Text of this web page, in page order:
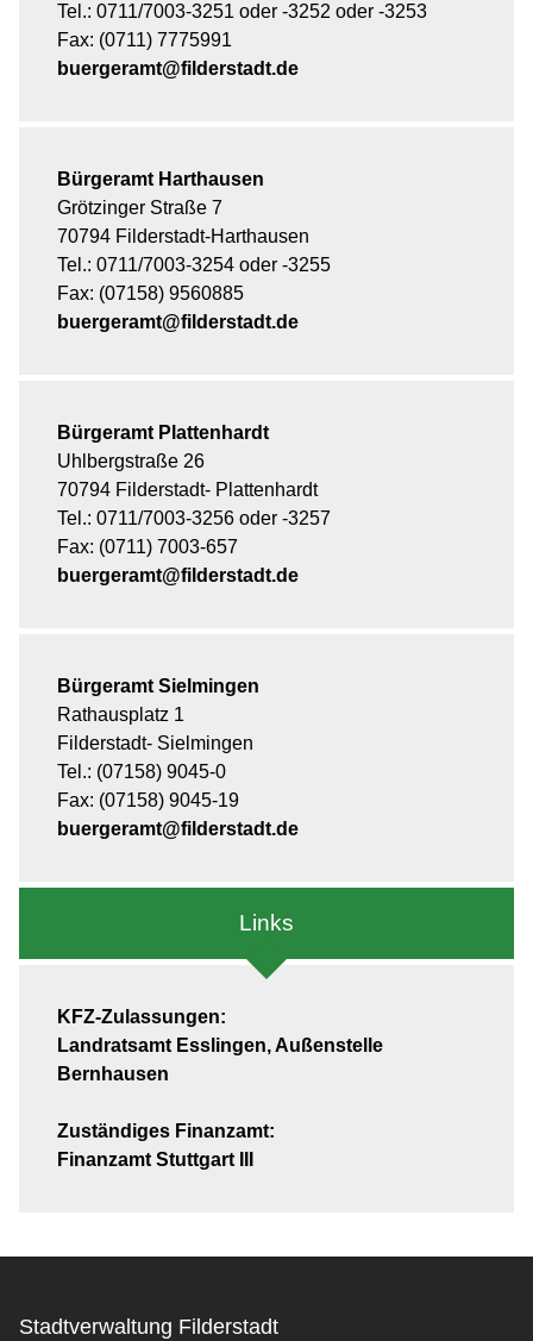
Tel.: 0711/7003-3251 oder -3252 oder -3253
Fax: (0711) 7775991
buergeramt@filderstadt.de
Bürgeramt Harthausen
Grötzinger Straße 7
70794 Filderstadt-Harthausen
Tel.: 0711/7003-3254 oder -3255
Fax: (07158) 9560885
buergeramt@filderstadt.de
Bürgeramt Plattenhardt
Uhlbergstraße 26
70794 Filderstadt- Plattenhardt
Tel.: 0711/7003-3256 oder -3257
Fax: (0711) 7003-657
buergeramt@filderstadt.de
Bürgeramt Sielmingen
Rathausplatz 1
Filderstadt- Sielmingen
Tel.: (07158) 9045-0
Fax: (07158) 9045-19
buergeramt@filderstadt.de
Links
KFZ-Zulassungen:
Landratsamt Esslingen, Außenstelle
Bernhausen
Zuständiges Finanzamt:
Finanzamt Stuttgart III
Stadtverwaltung Filderstadt